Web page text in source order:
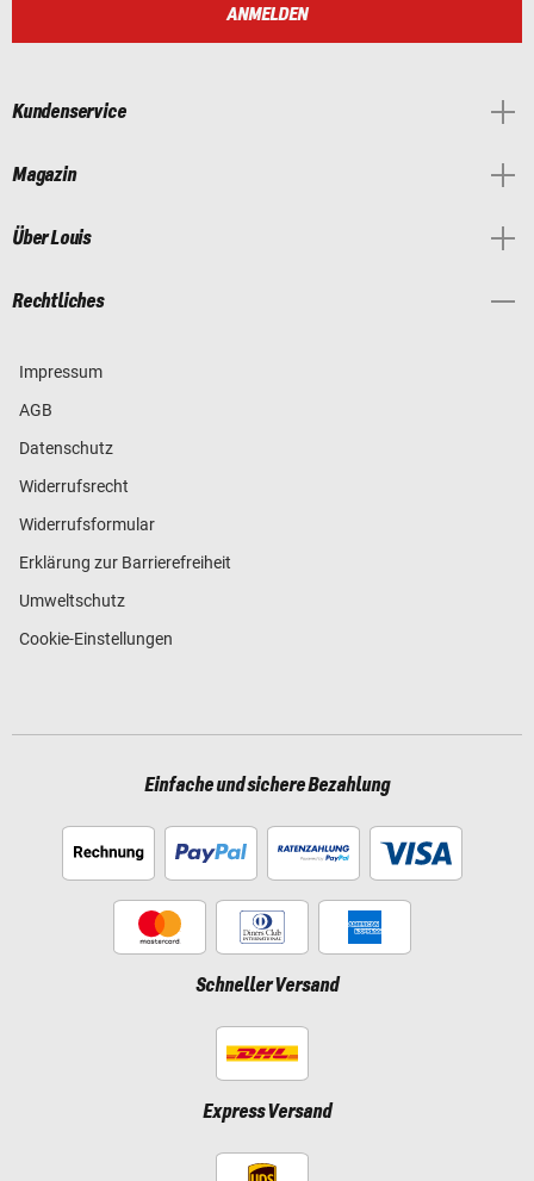
ANMELDEN
Kundenservice
Magazin
Über Louis
Rechtliches
Impressum
AGB
Datenschutz
Widerrufsrecht
Widerrufsformular
Erklärung zur Barrierefreiheit
Umweltschutz
Cookie-Einstellungen
Einfache und sichere Bezahlung
Schneller Versand
Express Versand